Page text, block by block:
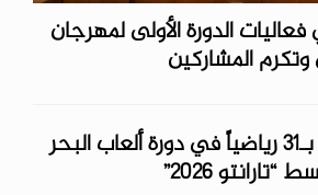
الدورة الأولى لمهرجان
المشاركين
سوريا تشارك بـ31 رياضياً في دورة ألعاب البحر
2026”